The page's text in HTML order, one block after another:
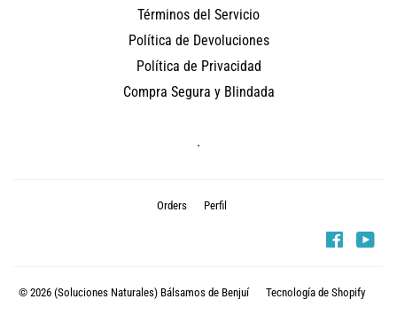
Términos del Servicio
Política de Devoluciones
Política de Privacidad
Compra Segura y Blindada
.
Orders Perfil
© 2026 (Soluciones Naturales) Bálsamos de Benjuí Tecnología de Shopify